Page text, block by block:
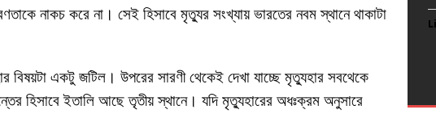
নাকচ করে না। সেই হিসাবে মৃত্যুর সংখ্যায় ভারতের নবম স্থানে থাকাটা
বিষয়টা একটু জটিল। উপরের সারণী থেকেই দেখা যাচ্ছে মৃত্যুহার সবথেকে
হিসাবে ইতালি আছে তৃতীয় স্থানে। যদি মৃত্যুহারের অধঃক্রম অনুসারে